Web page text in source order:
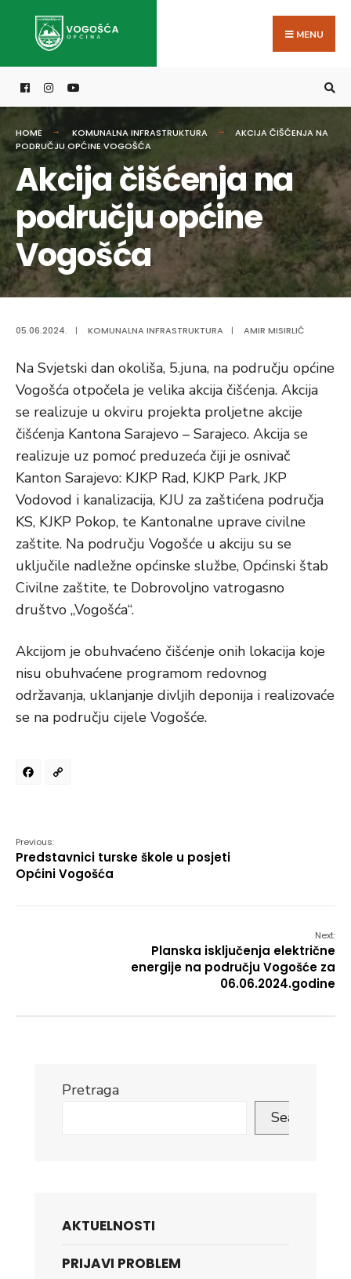
MENU
HOME KOMUNALNA INFRASTRUKTURA
AKCIJA ČIŠĆENJA NA
PODRUČJU OPĆINE VOGOŠĆA
Akcija čišćenja na
području općine
Vogošća
05.06.2024. | KOMUNALNA INFRASTRUKTURA | AMIR MISIRLIĆ
Na Svjetski dan okoliša, 5.juna, na području općine
Vogošća otpočela je velika akcija čišćenja. Akcija
se realizuje u okviru projekta proljetne akcije
čišćenja Kantona Sarajevo – Sarajeco. Akcija se
realizuje uz pomoć preduzeća čiji je osnivač
Kanton Sarajevo: KJKP Rad, KJKP Park, JKP
Vodovod i kanalizacija, KJU za zaštićena područja
KS, KJKP Pokop, te Kantonalne uprave civilne
zaštite. Na području Vogošće u akciju su se
uključile nadležne općinske službe, Općinski štab
Civilne zaštite, te Dobrovoljno vatrogasno
društvo „Vogošća“.
Akcijom je obuhvaćeno čišćenje onih lokacija koje
nisu obuhvaćene programom redovnog
održavanja, uklanjanje divljih deponija i realizovaće
se na području cijele Vogošće.
Facebook
Previous:
Predstavnici turske škole u posjeti
Općini Vogošća
Next:
Planska isključenja električne
energije na području Vogošće za
06.06.2024.godine
Pretraga
Search
AKTUELNOSTI
PRIJAVI PROBLEM
for: